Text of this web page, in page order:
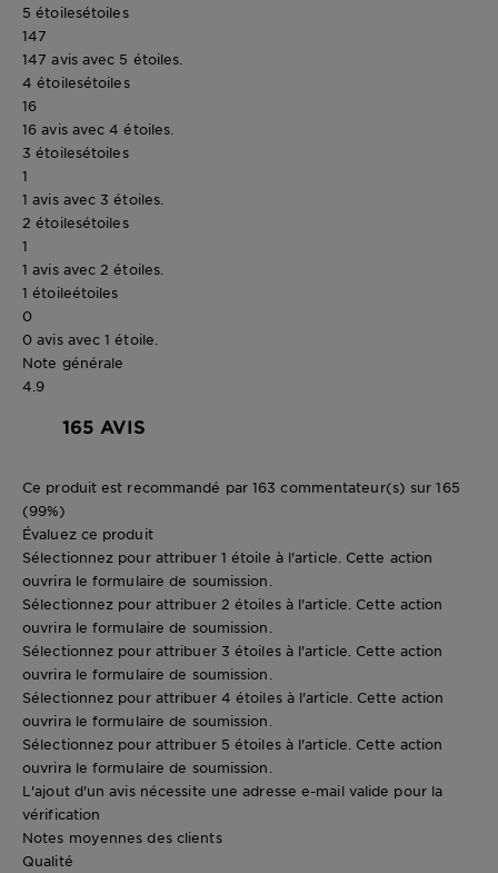
5 étoilesétoiles
147
147 avis avec 5 étoiles.
4 étoilesétoiles
16
16 avis avec 4 étoiles.
3 étoilesétoiles
1
1 avis avec 3 étoiles.
2 étoilesétoiles
1
1 avis avec 2 étoiles.
1 étoileétoiles
0
0 avis avec 1 étoile.
Note générale
4.9
165 AVIS
Ce produit est recommandé par 163 commentateur(s) sur 165
(99%)
Évaluez ce produit
Sélectionnez pour attribuer 1 étoile à l'article. Cette action
ouvrira le formulaire de soumission.
Sélectionnez pour attribuer 2 étoiles à l'article. Cette action
ouvrira le formulaire de soumission.
Sélectionnez pour attribuer 3 étoiles à l'article. Cette action
ouvrira le formulaire de soumission.
Sélectionnez pour attribuer 4 étoiles à l'article. Cette action
ouvrira le formulaire de soumission.
Sélectionnez pour attribuer 5 étoiles à l'article. Cette action
ouvrira le formulaire de soumission.
L'ajout d'un avis nécessite une adresse e-mail valide pour la
vérification
Notes moyennes des clients
Qualité